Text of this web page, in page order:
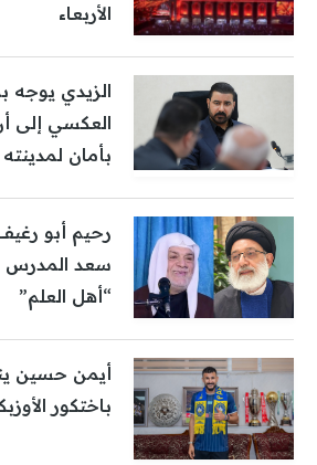
الأربعاء
الزيدي يوجه
العكسي إلى
بأمان
رحيم أبو
سعد
“أهل العلم”
أيمن حسين
باختكور